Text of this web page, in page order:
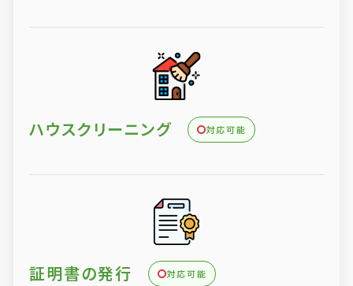
ハウスクリーニング 対応可能
証明書の発行 対応可能